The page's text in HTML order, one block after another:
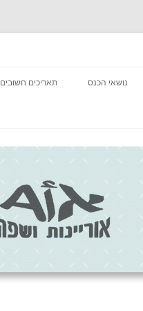
נושאי הכנס תאריכים חשובים